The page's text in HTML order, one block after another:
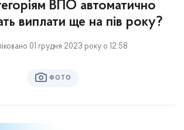
ВПО автоматично
виплати ще на пів року?
01 грудня 2023 року о 12:58
ФОТО